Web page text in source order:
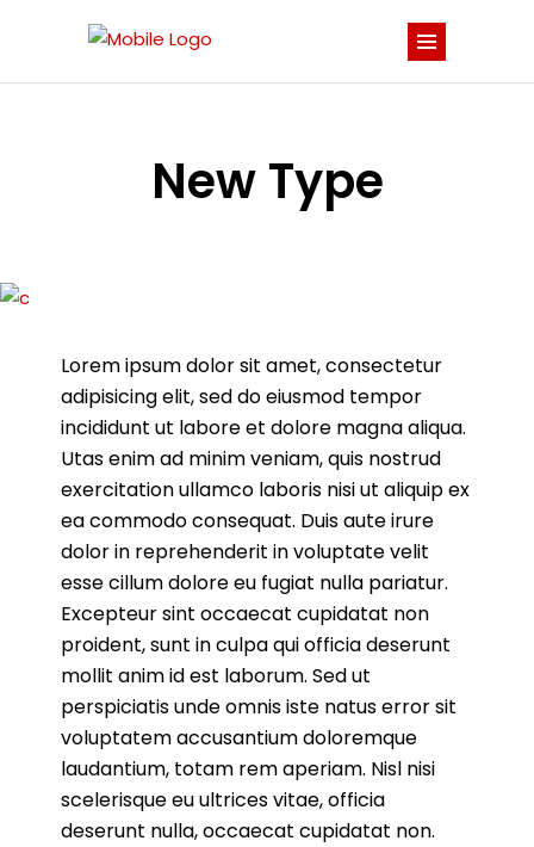
New Type
Lorem ipsum dolor sit amet, consectetur
adipisicing elit, sed do eiusmod tempor
incididunt ut labore et dolore magna aliqua.
Utas enim ad minim veniam, quis nostrud
exercitation ullamco laboris nisi ut aliquip ex
ea commodo consequat. Duis aute irure
dolor in reprehenderit in voluptate velit
esse cillum dolore eu fugiat nulla pariatur.
Excepteur sint occaecat cupidatat non
proident, sunt in culpa qui officia deserunt
mollit anim id est laborum. Sed ut
perspiciatis unde omnis iste natus error sit
voluptatem accusantium doloremque
laudantium, totam rem aperiam. Nisl nisi
scelerisque eu ultrices vitae, officia
deserunt nulla, occaecat cupidatat non.